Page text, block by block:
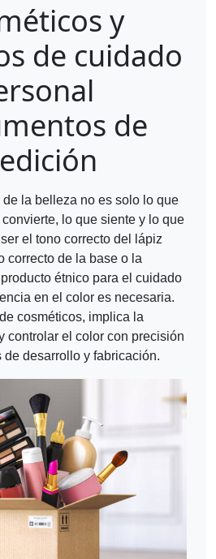
y
de cuidado
de
la belleza no es solo lo que
lo que siente y lo que
el tono correcto del lápiz
correcto de la base o la
étnico para el cuidado
en el color es necesaria.
cosméticos, implica la
controlar el color con precisión
desarrollo y fabricación.